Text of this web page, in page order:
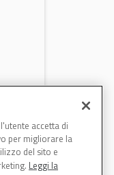
accetta di
per migliorare la
del sito e
Leggi la